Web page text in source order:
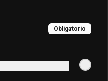
crema, platano frito, salmon,
Obligatorio